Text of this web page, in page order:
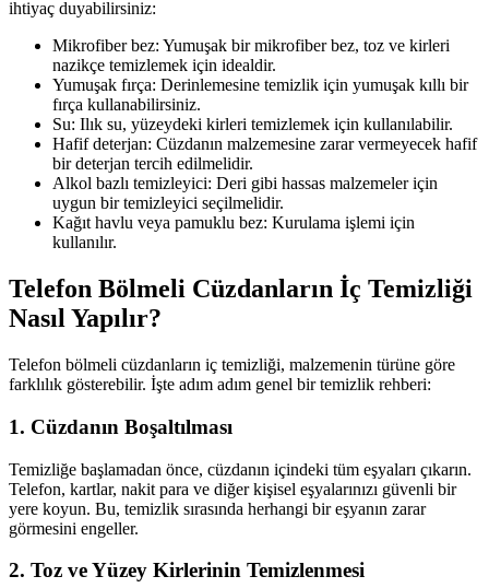
ihtiyaç duyabilirsiniz:
Mikrofiber bez: Yumuşak bir mikrofiber bez, toz ve kirleri
nazikçe temizlemek için idealdir.
Yumuşak fırça: Derinlemesine temizlik için yumuşak kıllı bir
fırça kullanabilirsiniz.
Su: Ilık su, yüzeydeki kirleri temizlemek için kullanılabilir.
Hafif deterjan: Cüzdanın malzemesine zarar vermeyecek hafif
bir deterjan tercih edilmelidir.
Alkol bazlı temizleyici: Deri gibi hassas malzemeler için
uygun bir temizleyici seçilmelidir.
Kağıt havlu veya pamuklu bez: Kurulama işlemi için
kullanılır.
Telefon Bölmeli Cüzdanların İç Temizliği
Nasıl Yapılır?
Telefon bölmeli cüzdanların iç temizliği, malzemenin türüne göre
farklılık gösterebilir. İşte adım adım genel bir temizlik rehberi:
1. Cüzdanın Boşaltılması
Temizliğe başlamadan önce, cüzdanın içindeki tüm eşyaları çıkarın.
Telefon, kartlar, nakit para ve diğer kişisel eşyalarınızı güvenli bir
yere koyun. Bu, temizlik sırasında herhangi bir eşyanın zarar
görmesini engeller.
2. Toz ve Yüzey Kirlerinin Temizlenmesi